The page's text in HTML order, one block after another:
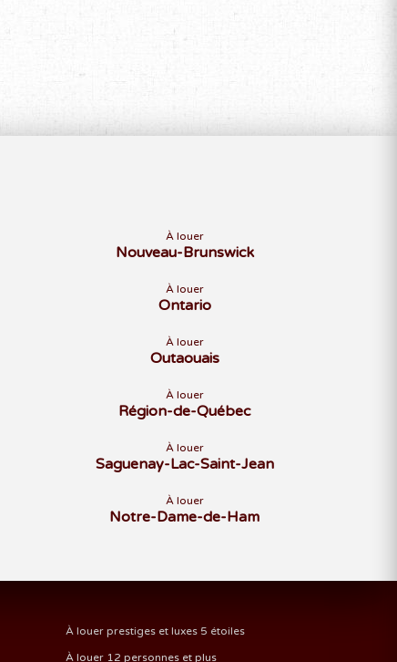
À louer
Nouveau-Brunswick
À louer
Ontario
À louer
Outaouais
À louer
Région-de-Québec
À louer
Saguenay-Lac-Saint-Jean
À louer
Notre-Dame-de-Ham
À louer prestiges et luxes 5 étoiles
À louer 12 personnes et plus